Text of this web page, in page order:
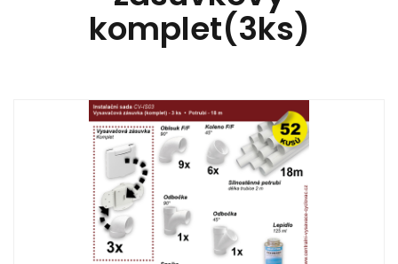
komplet(3ks)